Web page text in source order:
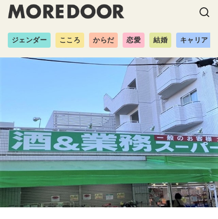
ジェンダー こころ からだ 恋愛 結婚 キャリア